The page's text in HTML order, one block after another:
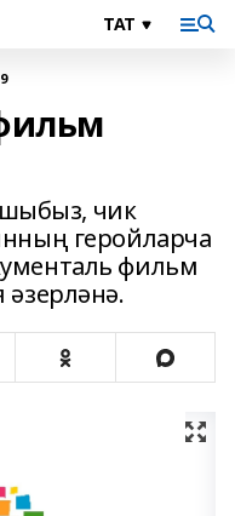
чик
геройларча
фильм